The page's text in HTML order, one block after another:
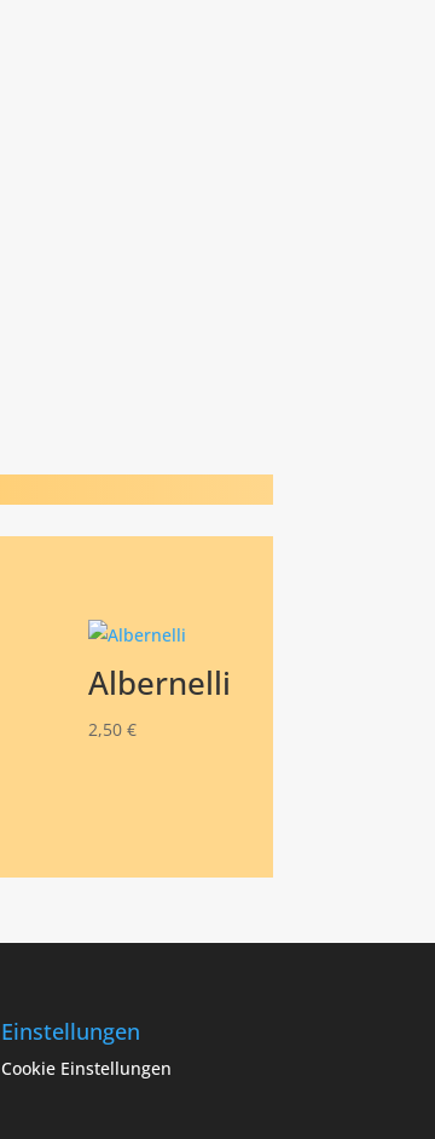
Albernelli
2,50€
Einstellungen
Cookie Einstellungen